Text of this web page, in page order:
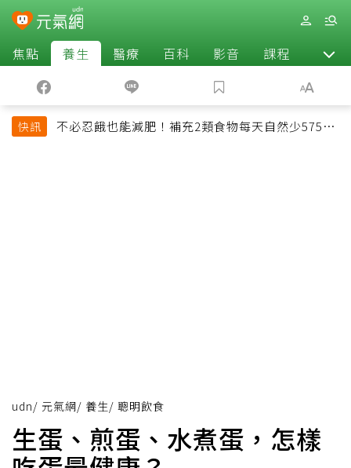
焦點 養生 醫療 百科 影音 課程 退休
快訊
不必忍餓也能減肥！補充2類食物每天自然少575大
udn/ 元氣網/ 養生/ 聰明飲食
生蛋、煎蛋、水煮蛋，怎樣